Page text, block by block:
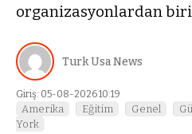
organizasyonlardan
Turk Usa News
Giriş: 05-08-2026 10:19
Amerika Eğitim Genel
York